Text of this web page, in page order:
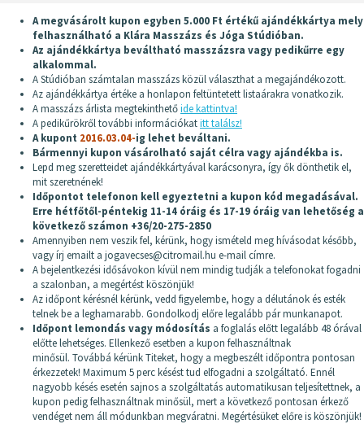
A megvásárolt kupon egyben 5.000 Ft értékű ajándékkártya mely
felhasználható a Klára Masszázs és Jóga Stúdióban.
Az ajándékkártya beváltható masszázsra vagy pedikűrre egy
alkalommal.
A Stúdióban számtalan masszázs közül választhat a megajándékozott.
Az ajándékkártya értéke a honlapon feltüntetett listaárakra vonatkozik.
A masszázs árlista megtekinthetőide kattintva!
A pedikűrökről további információkatitt találsz!
A kupont 2016.03.04-ig lehet beváltani.
Bármennyi kupon vásárolható saját célra vagy ajándékba is.
Lepd meg szeretteidet ajándékkártyával karácsonyra, így ők dönthetik el,
mit szeretnének!
Időpontot telefonon kell egyeztetni a kupon kód megadásával.
Erre hétfőtől-péntekig 11-14 óráig és 17-19 óráig van lehetőség a
következő számon +36/20-275-2850
Amennyiben nem veszik fel, kérünk, hogy ismételd meg hívásodat később,
vagy írj emailt a jogavecses@citromail.hu e-mail címre.
A bejelentkezési idősávokon kívül nem mindig tudják a telefonokat fogadni
a szalonban, a megértést köszönjük!
Az időpont kérésnél kérünk, vedd figyelembe, hogy a délutánok és esték
telnek be a leghamarabb. Gondolkodj előre legalább pár munkanapot.
Időpont lemondás vagy módosítás a foglalás előtt legalább 48 órával
előtte lehetséges. Ellenkező esetben a kupon felhasználtnak
minősül. Továbbá kérünk Titeket, hogy a megbeszélt időpontra pontosan
érkezzetek! Maximum 5 perc késést tud elfogadni a szolgáltató. Ennél
nagyobb késés esetén sajnos a szolgáltatás automatikusan teljesítettnek, a
kupon pedig felhasználtnak minősül, mert a következő pontosan érkező
vendéget nem áll módunkban megváratni. Megértésüket előre is köszönjük!